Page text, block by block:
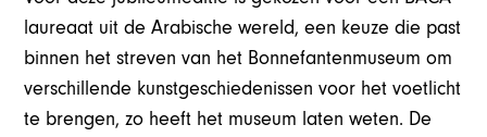
laureaat uit de Arabische wereld, een keuze die past
binnen het streven van het Bonnefantenmuseum om
verschillende kunstgeschiedenissen voor het voetlicht
te brengen, zo heeft het museum laten weten. De